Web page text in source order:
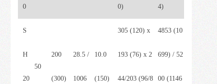
0 0) 4)
S
H
20
50
200
(300)
28.5 /
1006
10.0
(150)
305 (120) x
193 (76) x 2
44/203 (96/8
4853 (10
699) / 52
00 (1146